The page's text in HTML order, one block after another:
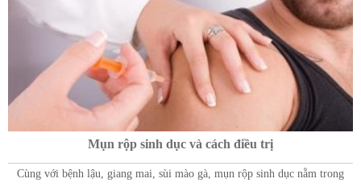
Mụn rộp sinh dục và cách điều trị
Cùng với bệnh lậu, giang mai, sùi mào gà, mụn rộp sinh dục nằm trong